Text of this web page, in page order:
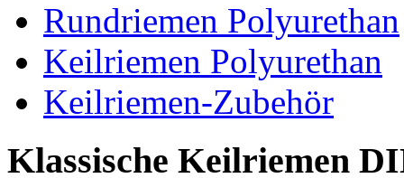
Rundriemen Polyurethan
Keilriemen Polyurethan
Keilriemen-Zubehör
Klassische Keilriemen